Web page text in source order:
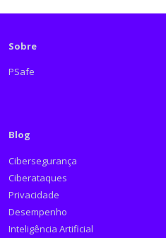
Sobre
PSafe
Blog
Cibersegurança
Ciberataques
Privacidade
Desempenho
Inteligência Artificial